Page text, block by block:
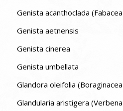
Genista acanthoclada
Genista aetnensis
Genista cinerea
Genista umbellata
Glandora oleifolia
Glandularia aristigera